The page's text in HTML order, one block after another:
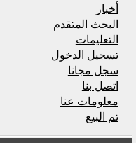
أخبار
البحث المتقدم
التعليمات
تسجيل الدخول
سجل مجانا
اتصل بنا
معلومات عنا
تم البيع